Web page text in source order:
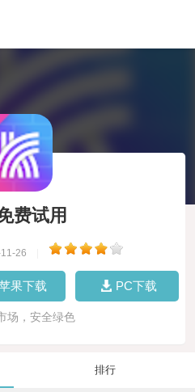
费试用
26
果下载 PC下载
场，安全绿色
排行